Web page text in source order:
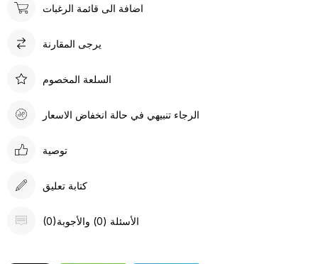
اضافة الى قائمة الرغبات
يرجى المقارنة
السلعة المخصوم
الرجاء تنبيهي في حالة انخفاض الاسعار
توصية
كتابة تعليق
(0)الأسئلة (0) والأجوبة